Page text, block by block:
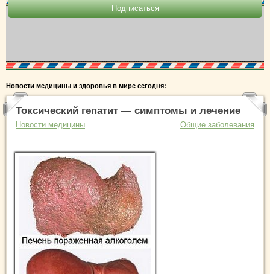
Новости медицины и здоровья в мире сегодня:
Токсический гепатит — симптомы и лечение
Новости медицины Общие заболевания